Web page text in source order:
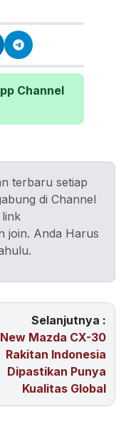
Channel
terbaru setiap
di Channel
join. Anda Harus
Selanjutnya :
Mazda CX-30
Rakitan Indonesia
Dipastikan Punya
Kualitas Global